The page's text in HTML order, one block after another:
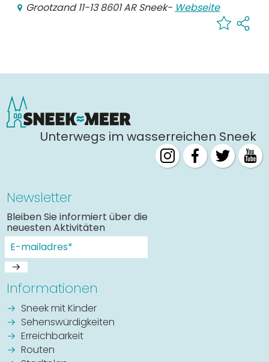
Grootzand 11-13 8601 AR Sneek- Webseite
Unterwegs im wasserreichen Sneek
Newsletter
Bleiben Sie informiert über die
neuesten Aktivitäten
Informationen
Sneek mit Kinder
Sehenswürdigkeiten
Erreichbarkeit
Routen